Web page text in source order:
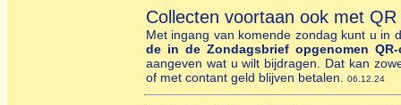
Collecten voortaan ook met QR
Met ingang van komende zondag kunt u in
de in de Zondagsbrief opgenomen QR-
aangeven wat u wilt bijdragen. Dat kan
of met contant geld blijven betalen.
06.12.24